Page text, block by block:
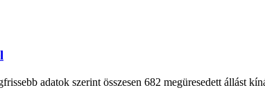
adatok szerint összesen 682 megüresedett állást